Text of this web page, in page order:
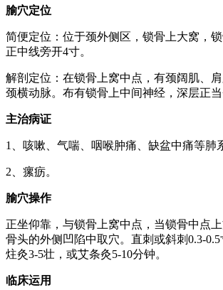
腧穴定位
简便定位：位于颈外侧区，锁骨上大窝，
正中线旁开4寸。
解剖定位：在锁骨上窝中点，有颈阔肌、
颈横动脉。布有锁骨上中间神经，深层正当
主治病证
1、咳嗽、气喘、咽喉肿痛、缺盆中痛等肺
2、瘰疬。
腧穴操作
正坐仰靠，与锁骨上窝中点，当锁骨中点
骨头的外侧凹陷中取穴。直刺或斜刺0.3-
炷灸3-5壮，或艾条灸5-10分钟。
临床运用